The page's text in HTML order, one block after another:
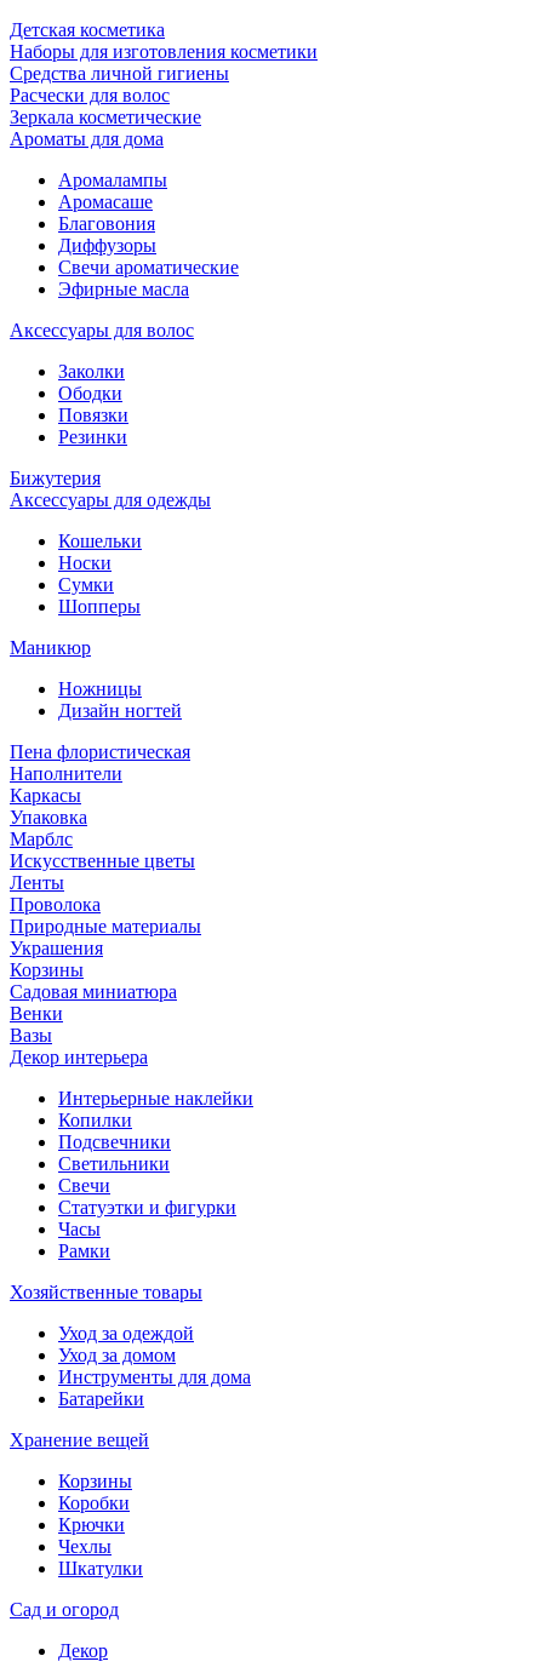
Детская косметика
Наборы для изготовления косметики
Средства личной гигиены
Расчески для волос
Зеркала косметические
Ароматы для дома
Аромалампы
Аромасаше
Благовония
Диффузоры
Свечи ароматические
Эфирные масла
Аксессуары для волос
Заколки
Ободки
Повязки
Резинки
Бижутерия
Аксессуары для одежды
Кошельки
Носки
Сумки
Шопперы
Маникюр
Ножницы
Дизайн ногтей
Пена флористическая
Наполнители
Каркасы
Упаковка
Марблс
Искусственные цветы
Ленты
Проволока
Природные материалы
Украшения
Корзины
Садовая миниатюра
Венки
Вазы
Декор интерьера
Интерьерные наклейки
Копилки
Подсвечники
Светильники
Свечи
Статуэтки и фигурки
Часы
Рамки
Хозяйственные товары
Уход за одеждой
Уход за домом
Инструменты для дома
Батарейки
Хранение вещей
Корзины
Коробки
Крючки
Чехлы
Шкатулки
Сад и огород
Декор